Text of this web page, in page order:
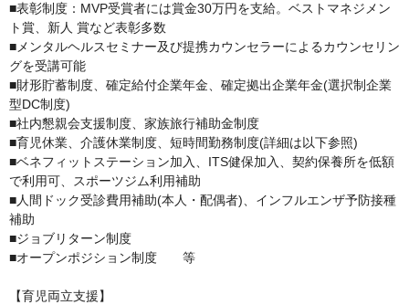
■表彰制度：MVP受賞者には賞金30万円を支給。ベストマネジメン
ト賞、新人 賞など表彰多数
■メンタルヘルスセミナー及び提携カウンセラーによるカウンセリン
グを受講可能
■財形貯蓄制度、確定給付企業年金、確定拠出企業年金(選択制企業
型DC制度)
■社内懇親会支援制度、家族旅行補助金制度
■育児休業、介護休業制度、短時間勤務制度(詳細は以下参照)
■ベネフィットステーション加入、ITS健保加入、契約保養所を低額
で利用可、スポーツジム利用補助
■人間ドック受診費用補助(本人・配偶者)、インフルエンザ予防接種
補助
■ジョブリターン制度
■オープンポジション制度　　等
【育児両立支援】